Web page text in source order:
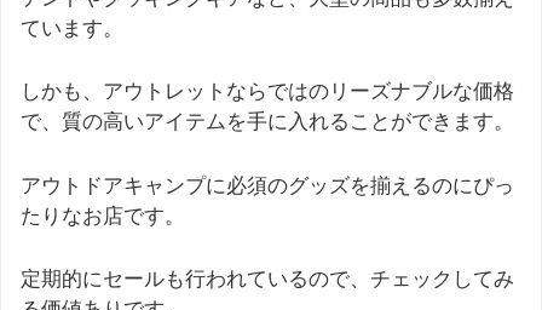
ています。
しかも、アウトレットならではのリーズナブルな価格
で、質の高いアイテムを手に入れることができます。
アウトドアキャンプに必須のグッズを揃えるのにぴっ
たりなお店です。
定期的にセールも行われているので、チェックしてみ